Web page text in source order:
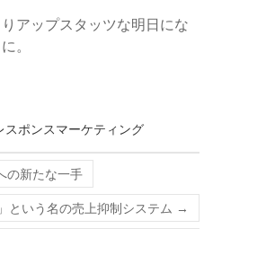
アップスタッツな明日にな
。
スポンスマーケティング
の新たな一手
という名の売上抑制システム →